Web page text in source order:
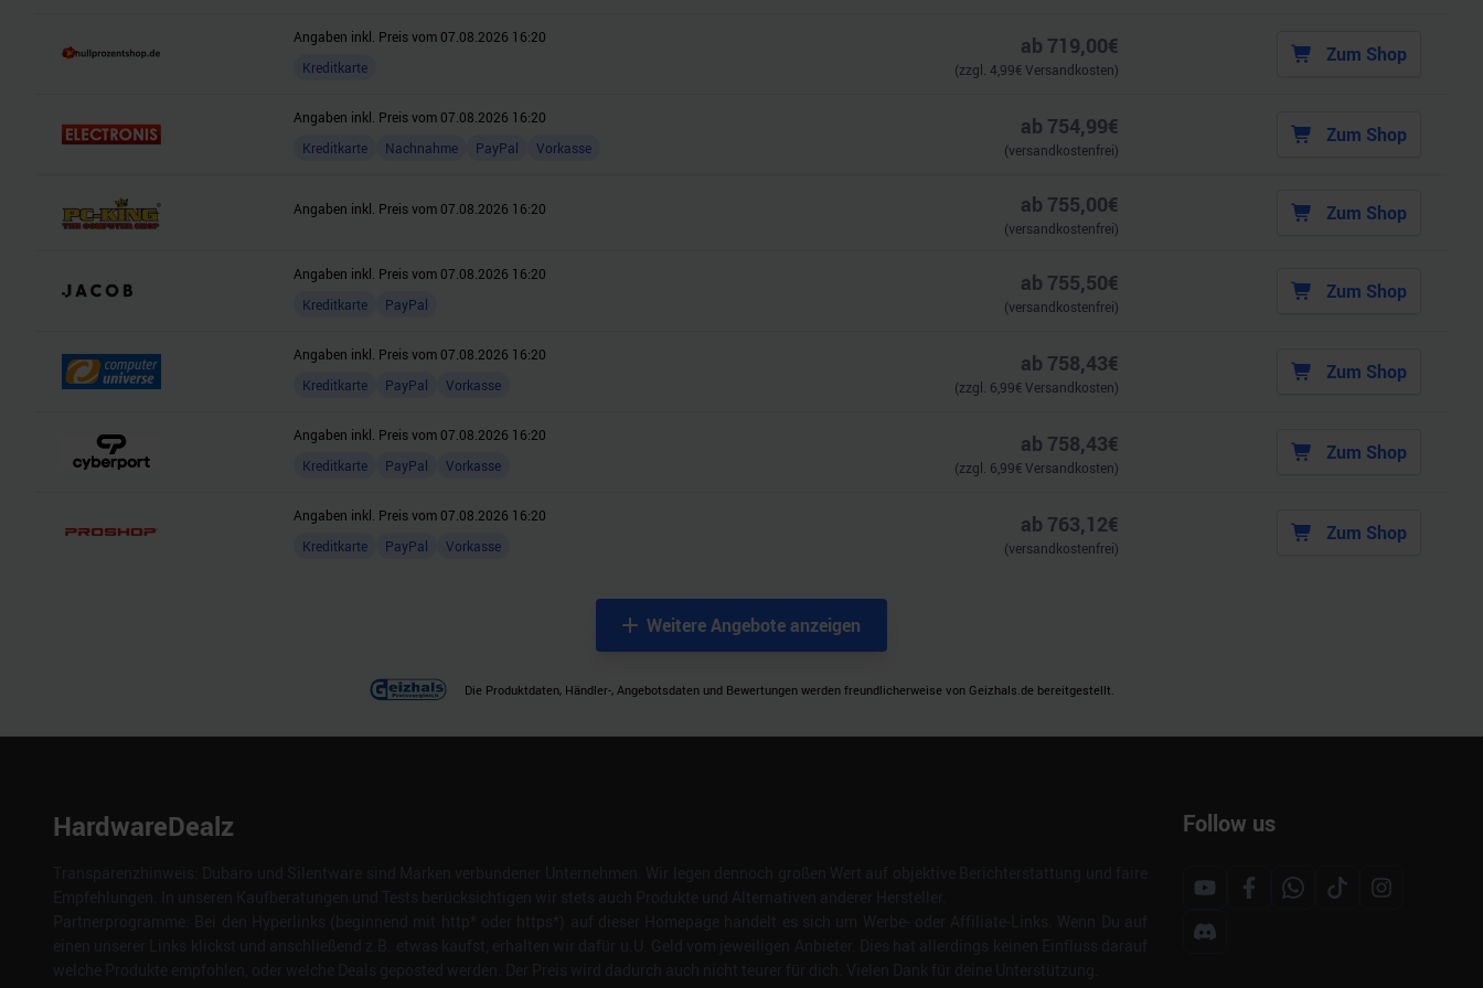
Angaben inkl. Preis vom 07.08.2026 16:20
Kreditkarte
ab 719,00€
(zzgl. 4,99€ Versandkosten)
Zum Shop
Angaben inkl. Preis vom 07.08.2026 16:20
Kreditkarte
Nachnahme PayPal Vorkasse
ab 754,99€
(versandkostenfrei)
Zum Shop
Angaben inkl. Preis vom 07.08.2026 16:20 ab 755,00€
(versandkostenfrei)
Zum Shop
Angaben inkl. Preis vom 07.08.2026 16:20
Kreditkarte
PayPal
ab 755,50€
(versandkostenfrei)
Zum Shop
Angaben inkl. Preis vom 07.08.2026 16:20
Kreditkarte
PayPal Vorkasse
ab 758,43€
(zzgl. 6,99€ Versandkosten)
Zum Shop
Angaben inkl. Preis vom 07.08.2026 16:20
Kreditkarte
PayPal Vorkasse
ab 758,43€
(zzgl. 6,99€ Versandkosten)
Zum Shop
Angaben inkl. Preis vom 07.08.2026 16:20
Kreditkarte
PayPal Vorkasse
ab 763,12€
(versandkostenfrei)
Zum Shop
Weitere Angebote anzeigen
Die Produktdaten, Händler-, Angebotsdaten und Bewertungen werden freundlicherweise von Geizhals.de bereitgestellt.
HardwareDealz Follow us